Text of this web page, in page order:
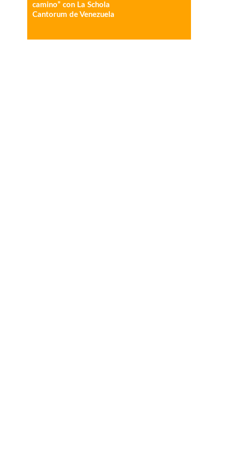
camino” con La Schola
Cantorum de Venezuela